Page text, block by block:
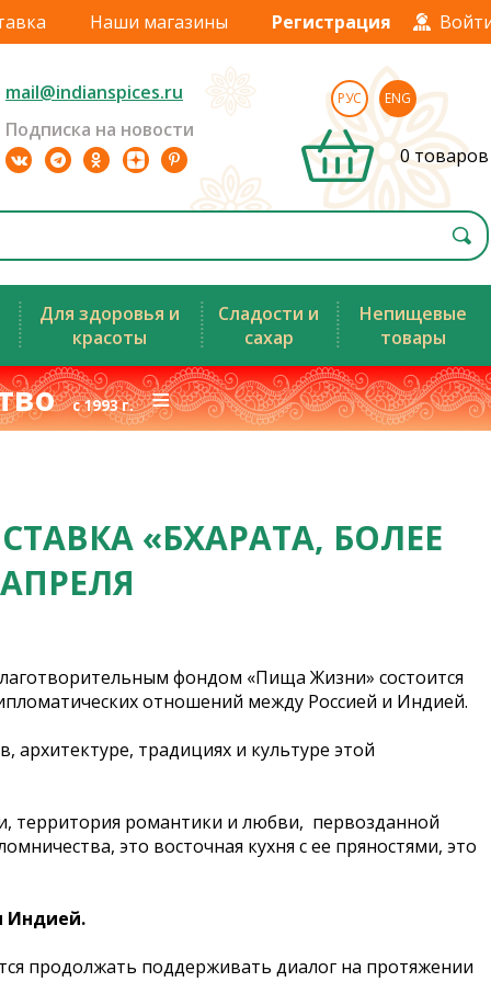
Наши магазины Регистрация
mail@indianspices.ru
Подписка на новости
РУС ENG
0 товаров
Для здоровья и
красоты
Сладости и
сахар
Непищевые
товары
с 1993 г.≡
«БХАРАТА, БОЛЕЕ
фондом «Пища Жизни» состоится
отношений между Россией и Индией.
традициях и культуре этой
территория романтики и любви, первозданной
это восточная кухня с ее пряностями, это
Индией.
продолжать поддерживать диалог на протяжении